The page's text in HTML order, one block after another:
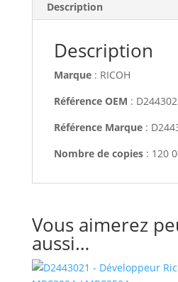
Description
Description
Marque: RICOH
Référence OEM :
Référence Marque:
Nombre de copies: 120
Vous aimerez
aussi…